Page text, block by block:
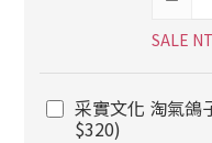
SALE
采實文化 淘氣鴿
$320)